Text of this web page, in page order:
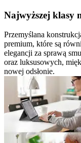
Najwyższej klasy
Przemyślana
premium, które są
elegancji za sprawą
oraz luksusowych,
nowej odsłonie.